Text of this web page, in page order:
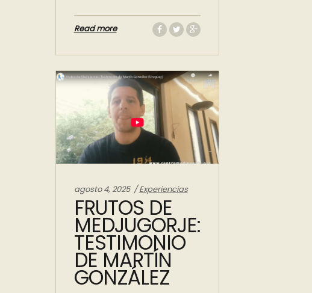
Read more
agosto 4, 2025 Categories:
Experiencias
FRUTOS DE
MEDJUGORJE:
TESTIMONIO
DE MARTÍN
GONZÁLEZ